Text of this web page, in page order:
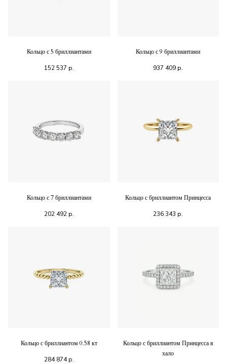
Кольцо с 5 бриллиантами
152 537 р.
Кольцо с 9 бриллиантами
937 409 р.
Кольцо с 7 бриллиантами
202 492р.
Кольцо с бриллиантом Принцесса
236 343 р.
Кольцо с бриллиантом 0.58 кт
284 874р.
Кольцо с бриллиантом Принцесса в
хало